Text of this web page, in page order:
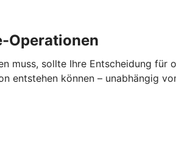
Operationen
muss, sollte Ihre Entscheidung
entstehen können – unabhängig